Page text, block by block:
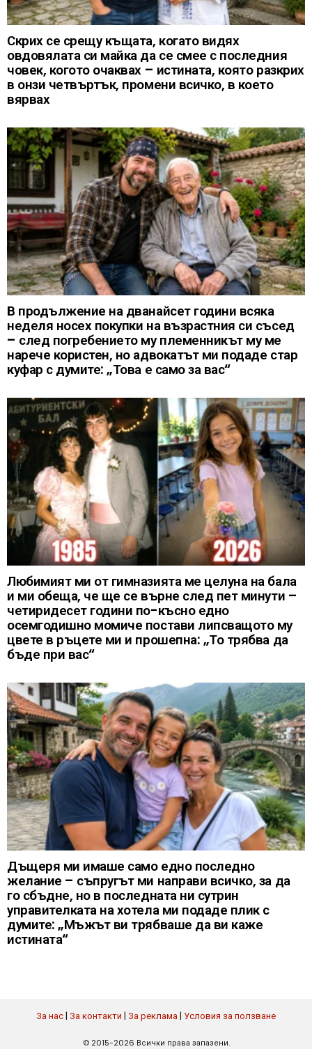
Скрих се срещу къщата, когато видях
овдовялата си майка да се смее с последния
човек, когото очаквах – истината, която разкрих
в онзи четвъртък, промени всичко, в което
вярвах
В продължение на дванайсет години всяка
неделя носех покупки на възрастния си съсед
– след погребението му племенникът му ме
нарече користен, но адвокатът ми подаде стар
куфар с думите: „Това е само за вас“
Любимият ми от гимназията ме целуна на бала
и ми обеща, че ще се върне след пет минути –
четиридесет години по-късно едно
осемгодишно момиче постави липсващото му
цвете в ръцете ми и прошепна: „То трябва да
бъде при вас“
Дъщеря ми имаше само едно последно
желание – съпругът ми направи всичко, за да
го сбъдне, но в последната ни сутрин
управителката на хотела ми подаде плик с
думите: „Мъжът ви трябваше да ви каже
истината“
За нас| За контакти | За реклама| Условия за ползване
© 2015-2026 Всички права запазени.